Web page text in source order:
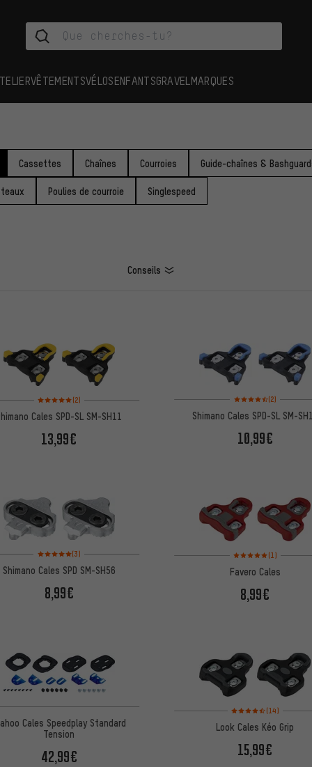
VÊTEMENTSVÉLOSENFANTSGRAVEL MARQUES
Cassettes Chaînes Courroies Guide-chaînes &
Poulies de courroie Singlespeed
Conseils
Note moyenne : 5 sur 5 d'après 2 avis
(2)
Cales SPD-SL SM-SH11
13,99€
Note moyenne : 4,5 sur
(2)
Shimano Cales SPD-SL SM-
10,99€
Note moyenne : 5 sur 5 d'après 3 avis
(3)
Shimano Cales SPD SM-SH56
8,99€
Note moyenne : 5 sur 5
(1)
Favero Cales
8,99€
Cales Speedplay Standard
Tension
42,99€
Note moyenne : 4,5 sur
(14)
Look Cales Kéo Grip
15,99€